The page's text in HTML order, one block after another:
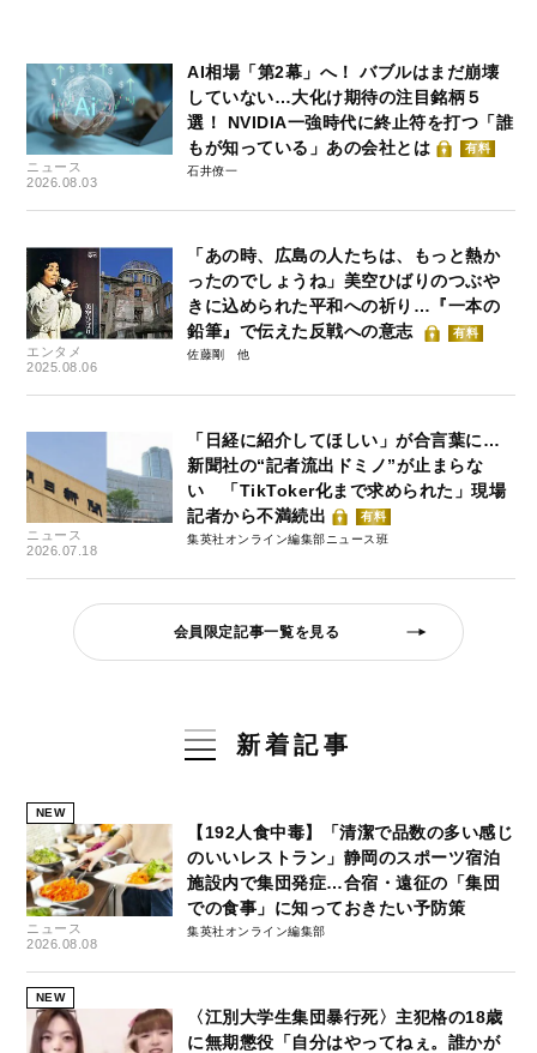
ニュース
2026.08.03
AI相場「第2幕」へ！ バブルはまだ崩壊
していない…大化け期待の注目銘柄５
選！ NVIDIA一強時代に終止符を打つ「誰
もが知っている」あの会社とは
有料
石井僚一
エンタメ
2025.08.06
「あの時、広島の人たちは、もっと熱か
ったのでしょうね」美空ひばりのつぶや
きに込められた平和への祈り…『一本の
鉛筆』で伝えた反戦への意志
有料
佐藤剛
ニュース
2026.07.18
「日経に紹介してほしい」が合言葉に…
新聞社の“記者流出ドミノ”が止まらな
い 「TikToker化まで求められた」現場
記者から不満続出
有料
集英社オンライン編集部ニュース班
会員限定記事一覧を見る
新着記事
NEW
ニュース
2026.08.08
【192人食中毒】「清潔で品数の多い感じ
のいいレストラン」静岡のスポーツ宿泊
施設内で集団発症…合宿・遠征の「集団
での食事」に知っておきたい予防策
集英社オンライン編集部
NEW
〈江別大学生集団暴行死〉主犯格の18歳
に無期懲役「自分はやってねぇ。誰かが